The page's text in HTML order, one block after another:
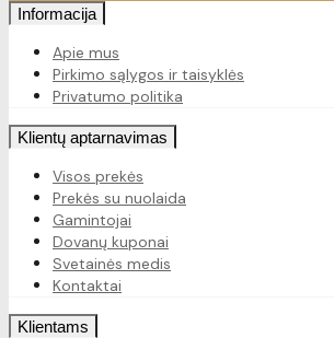
Informacija
Apie mus
Pirkimo sąlygos ir taisyklės
Privatumo politika
Klientų aptarnavimas
Visos prekės
Prekės su nuolaida
Gamintojai
Dovanų kuponai
Svetainės medis
Kontaktai
Klientams